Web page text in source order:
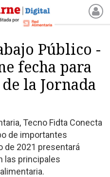
Público -
fecha para
la Jornada
Tecno Fidta Conecta
de importantes
de 2021 presentará
las principales